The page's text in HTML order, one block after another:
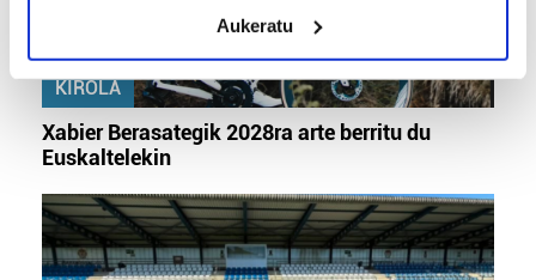
Identify your device by actively scanning it for
specific characteristics (fingerprinting)
Find out more about how your personal data is processed
and set your preferences in the
details section
prozesatzen ditugu, zure IP zenbakia, besteak beste,
teknologia erabiliz, cookieak adibidez, iragarki eta eduki
pertsonalizatuak eskaintzeko, iragarkiak eta edukia
Aukeratu
KIROLA
Xabier Berasategik 2028ra arte berritu du
Euskaltelekin